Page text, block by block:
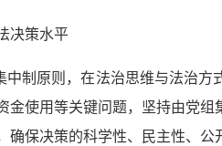
决策水平
中制原则，在法治思维与法治
金使用等关键问题，坚持由党
保决策的科学性、民主性、公